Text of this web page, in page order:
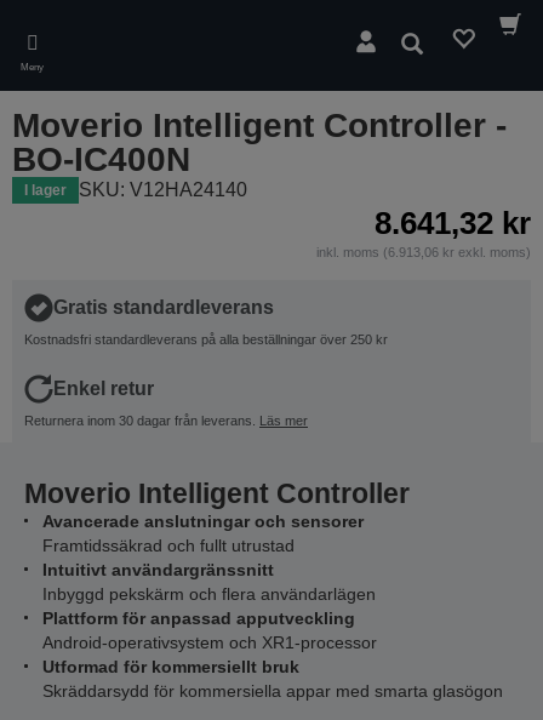
main
content
Meny
Sök
Moverio Intelligent Controller -
BO-IC400N
I lager SKU: V12HA24140
8.641,32 kr
inkl. moms (6.913,06 kr exkl. moms)
Gratis standardleverans
Kostnadsfri standardleverans på alla beställningar över 250 kr
Enkel retur
Returnera inom 30 dagar från leverans. Läs mer
Moverio Intelligent Controller
Avancerade anslutningar och sensorer
Framtidssäkrad och fullt utrustad
Intuitivt användargränssnitt
Inbyggd pekskärm och flera användarlägen
Plattform för anpassad apputveckling
Android-operativsystem och XR1-processor
Utformad för kommersiellt bruk
Skräddarsydd för kommersiella appar med smarta glasögon